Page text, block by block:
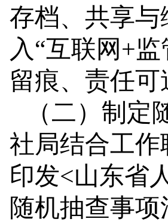
存档、共享
入“互联网+
留痕、责任可
（二）制
社局结合工
印发<山东省
随机抽查事